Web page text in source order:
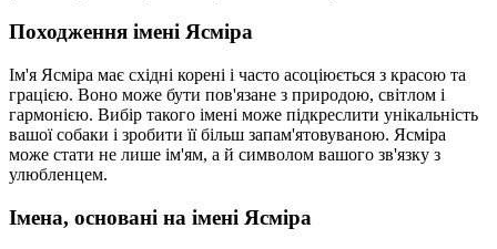
Походження імені Ясміра
Ім'я Ясміра має східні корені і часто асоціюється з красою та
грацією. Воно може бути пов'язане з природою, світлом і
гармонією. Вибір такого імені може підкреслити унікальність
вашої собаки і зробити її більш запам'ятовуваною. Ясміра
може стати не лише ім'ям, а й символом вашого зв'язку з
улюбленцем.
Імена, основані на імені Ясміра